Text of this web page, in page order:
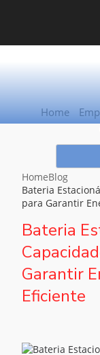
Home
HomeBlog
Bateria
para Garantir
Bateria
Garantir
Eficiente